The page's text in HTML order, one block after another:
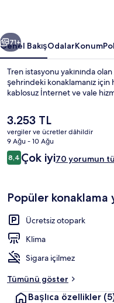
Sonraki
71+
Genel BakışOdalarKonum
Tren istasyonu yakınında
şehrindeki konaklamanız
kablosuz İnternet ve vale
Şu
anki
fiyat
3.253 TL
3.253 TL
vergiler ve ücretler dâhildir
9 Ağu - 10 Ağu
Yorumlar
8,48,4/10
Çok iyi70 yorumun
Popüler
Ücretsiz otopark
Klima
Sigara içilmez
Tümünü göster
Başlıca özellikler